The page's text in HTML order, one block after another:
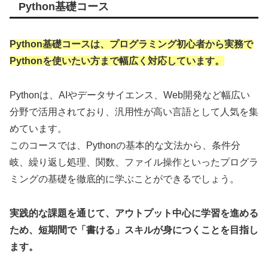
Python基礎コース
Python基礎コースは、プログラミング初心者から実務で
Pythonを使いたい方まで幅広く対応しています。
Pythonは、AIやデータサイエンス、Web開発など幅広い
分野で活用されており、汎用性が高い言語として人気を集
めています。
このコースでは、Pythonの基本的な文法から、条件分
岐、繰り返し処理、関数、ファイル操作といったプログラ
ミングの基礎を徹底的に学ぶことができるでしょう。
実践的な課題を通じて、アウトプット中心に学習を進める
ため、短期間で「書ける」スキルが身につくことを目指し
ます。